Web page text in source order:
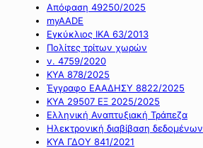
Απόφαση 49250/2025
myAADE
Εγκύκλιος ΙΚΑ 63/2013
Πολίτες τρίτων χωρών
ν. 4759/2020
ΚΥΑ 878/2025
Έγγραφο ΕΑΑΔΗΣΥ 8822/2025
ΚΥΑ 29507 ΕΞ 2025/2025
Ελληνική Αναπτυξιακή Τράπεζα
Ηλεκτρονική διαβίβαση δεδομένων
ΚΥΑ ΓΔΟΥ 841/2021